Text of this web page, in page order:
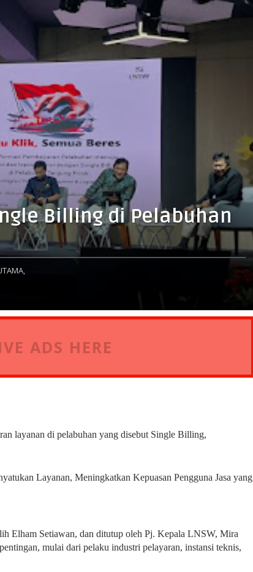
Billing di Pelabuhan
ADS HERE
layanan di pelabuhan yang disebut Single Billing,
Layanan, Meningkatkan Kepuasan Pengguna Jasa yang
Elham Setiawan, dan ditutup oleh Pj. Kepala LNSW, Mira
mulai dari pelaku industri pelayaran, instansi teknis,